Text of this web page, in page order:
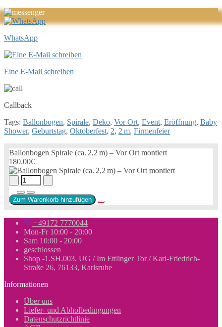
WhatsApp
Eine E-Mail schreiben
Callback
Tags: Ballonbogen, Spirale, Deko, Vor Ort, Event, Eröffnung, Baby
Shower, Geburtstag, Oktoberfest, 2, 2 m, Firmenfeier
Ballonbogen Spirale (ca. 2,2 m) – Vor Ort montiert
180.00€
Zum Warenkorb hinzufügen
+49172 7770044
Mon-Fr 10:00 - 20:00
Sam 10:00 - 20:00
geschlossen
Shop -1.SH.003, UG / Im Ettlinger Tor / Karl-Friedrich-
Straße 26, 76133, Karlsruhe
Informationen
Über uns
Liefer- und Abholbedingungen
Datenschutzrichtlinie